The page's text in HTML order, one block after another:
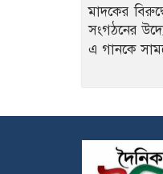
মাদকের
সংগঠনের
এ গানকে